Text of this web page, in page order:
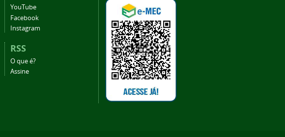
YouTube
Facebook
Instagram
RSS
O que é?
Assine